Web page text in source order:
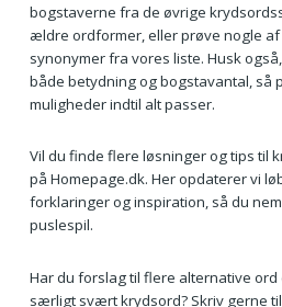
bogstaverne fra de øvrige
ældre ordformer, eller prøve nogle
synonymer fra vores liste. Husk
både betydning og bogstavantal, så
muligheder indtil alt passer.
Vil du finde flere løsninger og tips til
på Homepage.dk. Her opdaterer vi
forklaringer og inspiration, så du
puslespil.
Har du forslag til flere alternative
særligt svært krydsord? Skriv gerne